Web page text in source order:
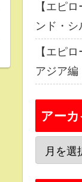
【エピ
ンド・シ
【エピ
アジア編
アー